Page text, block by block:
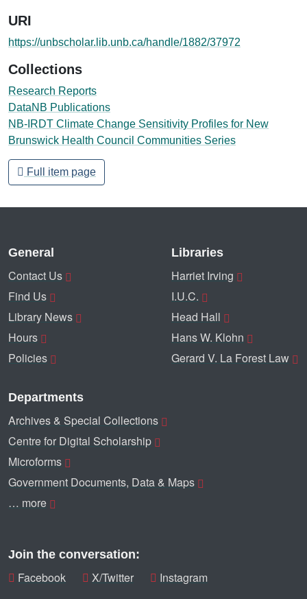
URI
https://unbscholar.lib.unb.ca/handle/1882/37972
Collections
Research Reports
DataNB Publications
NB-IRDT Climate Change Sensitivity Profiles for New
Brunswick Health Council Communities Series
Full item page
General
Contact Us
Find Us
Library News
Hours
Policies
Libraries
Harriet Irving
I.U.C.
Head Hall
Hans W. Klohn
Gerard V. La Forest Law
Departments
Archives & Special Collections
Centre for Digital Scholarship
Microforms
Government Documents, Data & Maps
… more
Join the conversation:
Facebook X/Twitter Instagram